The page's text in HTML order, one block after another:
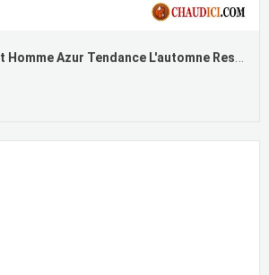
Chaussure De Foot Homme Azur Tendance L'automne Respirant Style National Été